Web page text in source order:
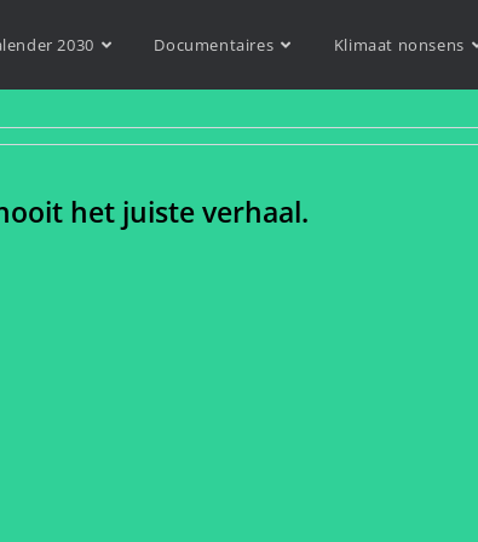
2030 Documentaires Klimaat nonsens
het juiste verhaal.